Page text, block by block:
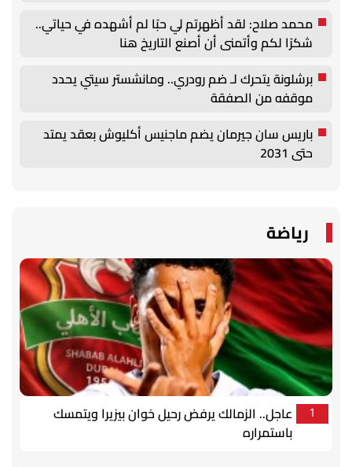
محمد صلاح: لقد أظهرتم لي حبًا لم أشهده في حياتي..
شكرًا لكم وأتمنى أن أصنع التاريخ هنا
برشلونة يتحرك لـ ضم رودري.. ومانشستر سيتي يحدد
موقفه من الصفقة
باريس سان جيرمان يضم ماجنيس أكليوش بعقد يمتد
حتى 2031
رياضة
1
عاجل.. الزمالك يرفض رحيل خوان بيزيرا ويتمسك
باستمراره